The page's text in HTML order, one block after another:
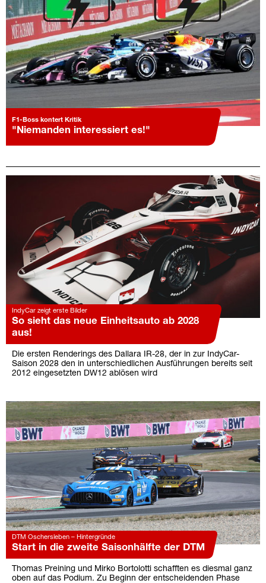
F1-Boss kontert Kritik
"Niemanden interessiert es!"
IndyCar zeigt erste Bilder
So sieht das neue Einheitsauto ab 2028
aus!
Die ersten Renderings des Dallara IR-28, der in zur IndyCar-
Saison 2028 den in unterschiedlichen Ausführungen bereits seit
2012 eingesetzten DW12 ablösen wird
DTM Oschersleben – Hintergründe
Start in die zweite Saisonhälfte der DTM
Thomas Preining und Mirko Bortolotti schafften es diesmal ganz
oben auf das Podium. Zu Beginn der entscheidenden Phase